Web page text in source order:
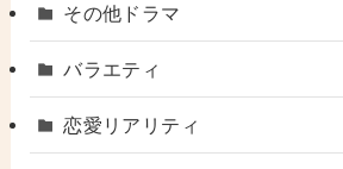
その他ドラマ
バラエティ
恋愛リアリティ